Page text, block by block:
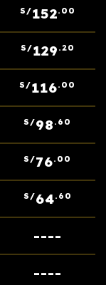
S/152.00
S/129 .20
S/116.00
S/98 .60
S/76.00
S/64.60
----
----